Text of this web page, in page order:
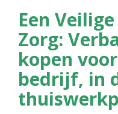
Een
Zorg:
kopen
bedrijf, in